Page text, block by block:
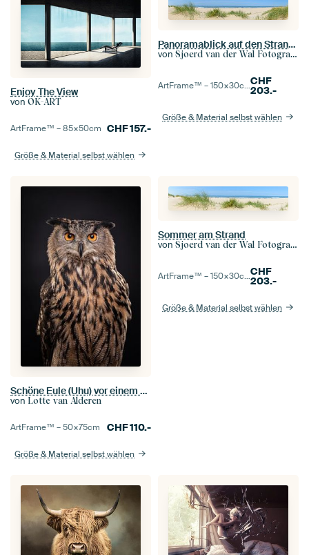
Enjoy The View
von OK-ART
ArtFrame™ –85×50cm CHF157.-
Größe & Material selbst wählen
Panoramablick auf den Strand im Sommer an der Nordsee
von Sjoerd van der Wal Fotografie
ArtFrame™ –150×30cm CHF
203.-
Größe & Material selbst wählen
Schöne Eule (Uhu) vor einem dunkelschwarzen Hintergrund
von Lotte van Alderen
ArtFrame™ –50×75cm CHF110.-
Größe & Material selbst wählen
Sommer am Strand
von Sjoerd van der Wal Fotografie
ArtFrame™ –150×30cm CHF
203.-
Größe & Material selbst wählen